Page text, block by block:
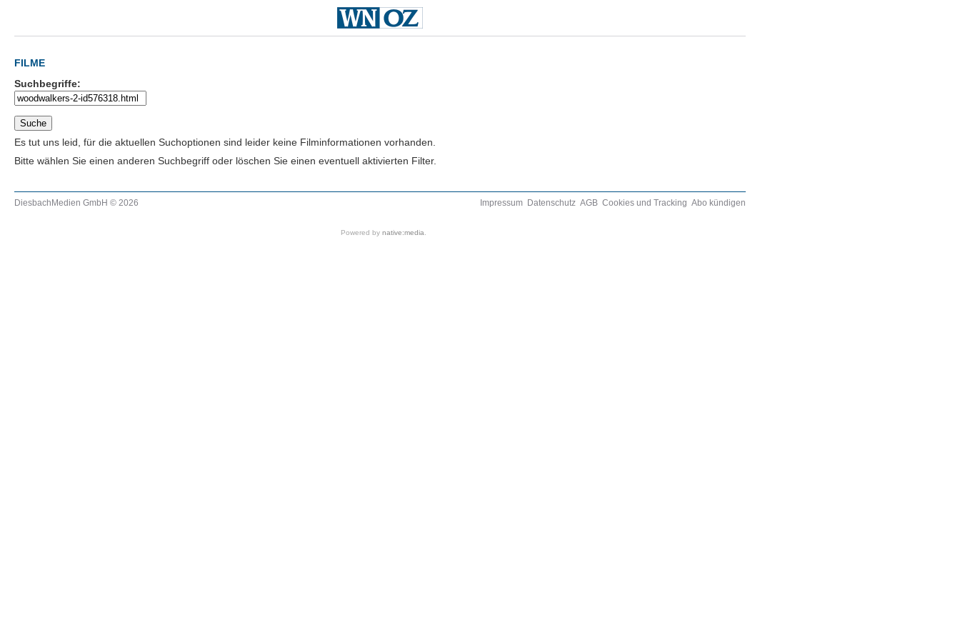
FILME
Suchbegriffe:
Es tut uns leid, für die aktuellen Suchoptionen sind leider keine Filminformationen vorhanden.
Bitte wählen Sie einen anderen Suchbegriff oder löschen Sie einen eventuell aktivierten Filter.
DiesbachMedien GmbH © 2026 Impressum Datenschutz AGB Cookies und Tracking Abo kündigen
Powered by native:media.